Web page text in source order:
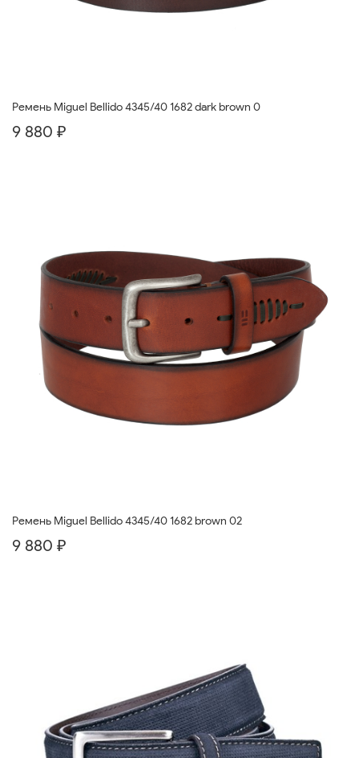
Ремень Miguel Bellido 4345/40 1682 dark brown 0
9 880 ₽
Ремень Miguel Bellido 4345/40 1682 brown 02
9 880 ₽